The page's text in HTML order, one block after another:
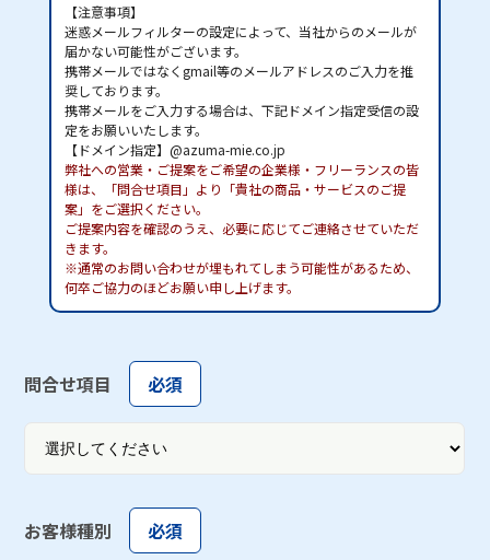
【注意事項】
迷惑メールフィルターの設定によって、当社からのメールが
届かない可能性がございます。
携帯メールではなくgmail等のメールアドレスのご入力を推
奨しております。
携帯メールをご入力する場合は、下記ドメイン指定受信の設
定をお願いいたします。
【ドメイン指定】@azuma-mie.co.jp
弊社への営業・ご提案をご希望の企業様・フリーランスの皆
様は、「問合せ項目」より「貴社の商品・サービスのご提
案」をご選択ください。
ご提案内容を確認のうえ、必要に応じてご連絡させていただ
きます。
※通常のお問い合わせが埋もれてしまう可能性があるため、
何卒ご協力のほどお願い申し上げます。
問合せ項目 必須
お客様種別 必須